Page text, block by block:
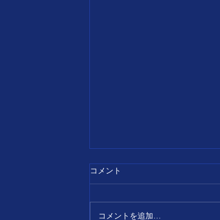
7月28日
【誕生日の名言】 すべて
ればチャンスとなり、 後ろ
コメント
コメントを追加…